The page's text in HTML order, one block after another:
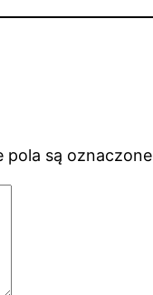
pola są oznaczone